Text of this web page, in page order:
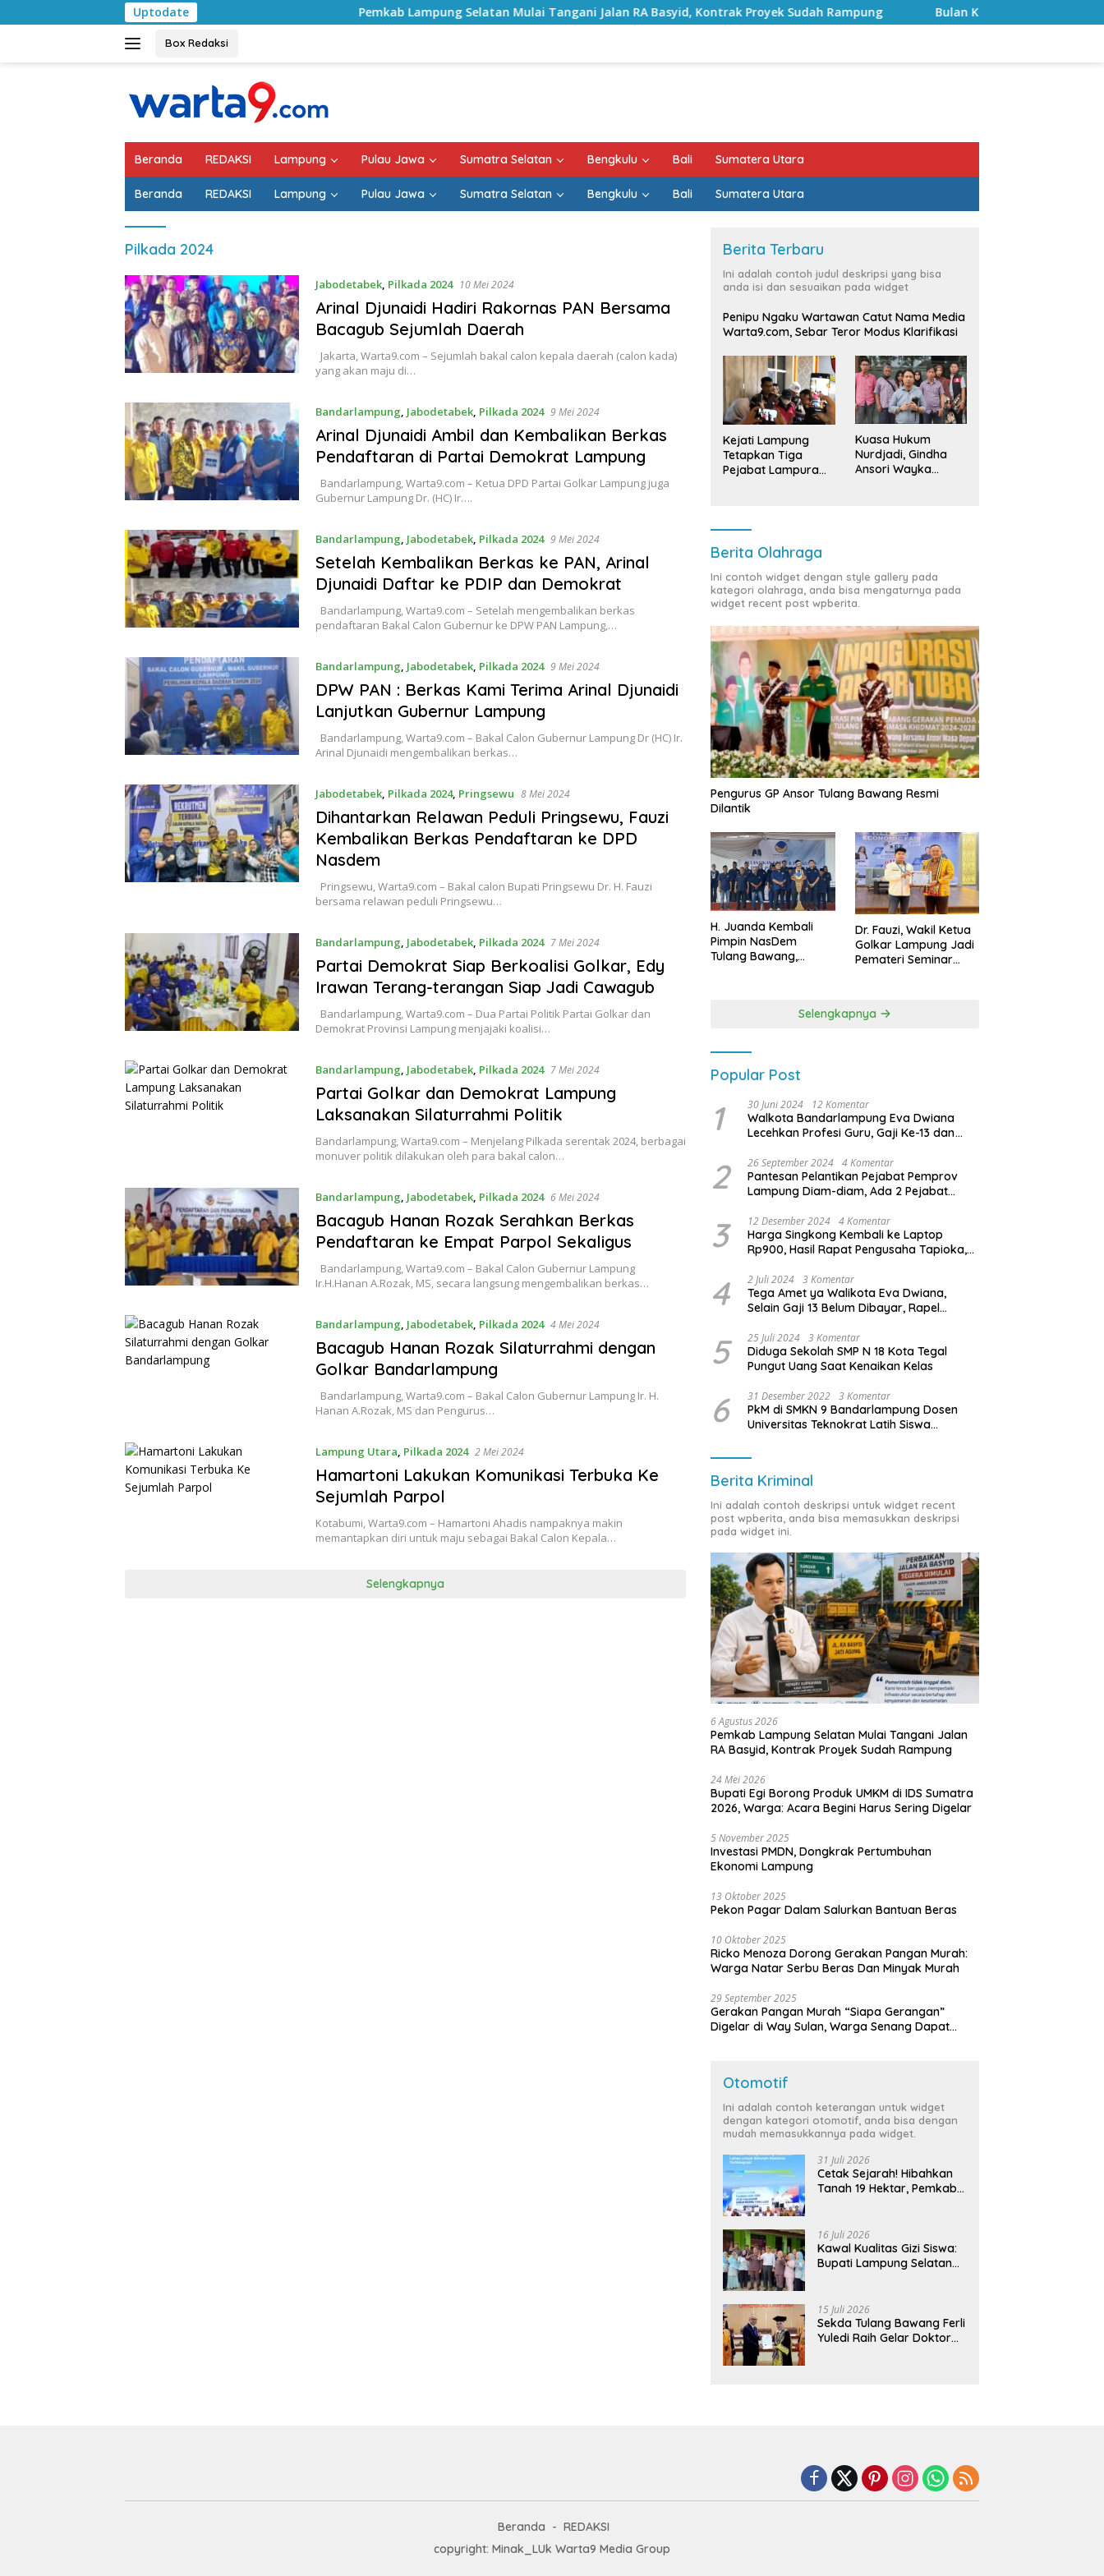
ke
Uptodate Pemkab Lampung Selatan Mulai Tangani Jalan RA Basyid, Kontrak Proyek Sudah Rampung Bulan Kemerdekaan, Bupati Lampung
Box Redaksi
Beranda REDAKSI Lampung Pulau Jawa Sumatra Selatan Bengkulu Bali Sumatera Utara
Beranda REDAKSI Lampung Pulau Jawa Sumatra Selatan Bengkulu Bali Sumatera Utara
Pilkada 2024
Jabodetabek, Pilkada 2024 10 Mei 2024
Arinal Djunaidi Hadiri Rakornas PAN Bersama
Bacagub Sejumlah Daerah
Jakarta, Warta9.com – Sejumlah bakal calon kepala daerah (calon kada)
yang akan maju di…
Bandarlampung, Jabodetabek, Pilkada 2024 9 Mei 2024
Arinal Djunaidi Ambil dan Kembalikan Berkas
Pendaftaran di Partai Demokrat Lampung
Bandarlampung, Warta9.com – Ketua DPD Partai Golkar Lampung juga
Gubernur Lampung Dr. (HC) Ir….
Bandarlampung, Jabodetabek, Pilkada 2024 9 Mei 2024
Setelah Kembalikan Berkas ke PAN, Arinal
Djunaidi Daftar ke PDIP dan Demokrat
Bandarlampung, Warta9.com – Setelah mengembalikan berkas
pendaftaran Bakal Calon Gubernur ke DPW PAN Lampung,…
Bandarlampung, Jabodetabek, Pilkada 2024 9 Mei 2024
DPW PAN : Berkas Kami Terima Arinal Djunaidi
Lanjutkan Gubernur Lampung
Bandarlampung, Warta9.com – Bakal Calon Gubernur Lampung Dr (HC) Ir.
Arinal Djunaidi mengembalikan berkas…
Jabodetabek, Pilkada 2024, Pringsewu 8 Mei 2024
Dihantarkan Relawan Peduli Pringsewu, Fauzi
Kembalikan Berkas Pendaftaran ke DPD
Nasdem
Pringsewu, Warta9.com – Bakal calon Bupati Pringsewu Dr. H. Fauzi
bersama relawan peduli Pringsewu…
Bandarlampung, Jabodetabek, Pilkada 2024 7 Mei 2024
Partai Demokrat Siap Berkoalisi Golkar, Edy
Irawan Terang-terangan Siap Jadi Cawagub
Bandarlampung, Warta9.com – Dua Partai Politik Partai Golkar dan
Demokrat Provinsi Lampung menjajaki koalisi…
Bandarlampung, Jabodetabek, Pilkada 2024 7 Mei 2024
Partai Golkar dan Demokrat Lampung
Laksanakan Silaturrahmi Politik
Bandarlampung, Warta9.com – Menjelang Pilkada serentak 2024, berbagai
monuver politik dilakukan oleh para bakal calon…
Bandarlampung, Jabodetabek, Pilkada 2024 6 Mei 2024
Bacagub Hanan Rozak Serahkan Berkas
Pendaftaran ke Empat Parpol Sekaligus
Bandarlampung, Warta9.com – Bakal Calon Gubernur Lampung
Ir.H.Hanan A.Rozak, MS, secara langsung mengembalikan berkas…
Bandarlampung, Jabodetabek, Pilkada 2024 4 Mei 2024
Bacagub Hanan Rozak Silaturrahmi dengan
Golkar Bandarlampung
Bandarlampung, Warta9.com – Bakal Calon Gubernur Lampung Ir. H.
Hanan A.Rozak, MS dan Pengurus…
Lampung Utara, Pilkada 2024 2 Mei 2024
Hamartoni Lakukan Komunikasi Terbuka Ke
Sejumlah Parpol
Kotabumi, Warta9.com – Hamartoni Ahadis nampaknya makin
memantapkan diri untuk maju sebagai Bakal Calon Kepala…
Selengkapnya
Berita Terbaru
Ini adalah contoh judul deskripsi yang bisa
anda isi dan sesuaikan pada widget
Penipu Ngaku Wartawan Catut Nama Media
Warta9.com, Sebar Teror Modus Klarifikasi
Kejati Lampung
Tetapkan Tiga
Pejabat Lampura
Kuasa Hukum
Nurdjadi, Gindha
Ansori Wayka
Berita Olahraga
Ini contoh widget dengan style gallery pada
kategori olahraga, anda bisa mengaturnya pada
widget recent post wpberita.
Pengurus GP Ansor Tulang Bawang Resmi
Dilantik
H. Juanda Kembali
Pimpin NasDem
Tulang Bawang,
Dr. Fauzi, Wakil Ketua
Golkar Lampung Jadi
Pemateri Seminar
Kebangsaan
Selengkapnya
Popular Post
1 30 Juni 2024 12 Komentar
Walkota Bandarlampung Eva Dwiana
Lecehkan Profesi Guru, Gaji Ke-13 dan
2 26 September 2024 4 Komentar
Pantesan Pelantikan Pejabat Pemprov
Lampung Diam-diam, Ada 2 Pejabat
3 12 Desember 2024 4 Komentar
Harga Singkong Kembali ke Laptop
Rp900, Hasil Rapat Pengusaha Tapioka,
Lampung
4 2 Juli 2024 3 Komentar
Tega Amet ya Walikota Eva Dwiana,
Selain Gaji 13 Belum Dibayar, Rapel
Dibayar
5 25 Juli 2024 3 Komentar
Diduga Sekolah SMP N 18 Kota Tegal
Pungut Uang Saat Kenaikan Kelas
6 31 Desember 2022 3 Komentar
PkM di SMKN 9 Bandarlampung Dosen
Universitas Teknokrat Latih Siswa
Berita Kriminal
Ini adalah contoh deskripsi untuk widget recent
post wpberita, anda bisa memasukkan deskripsi
pada widget ini.
6 Agustus 2026
Pemkab Lampung Selatan Mulai Tangani Jalan
RA Basyid, Kontrak Proyek Sudah Rampung
24 Mei 2026
Bupati Egi Borong Produk UMKM di IDS Sumatra
2026, Warga: Acara Begini Harus Sering Digelar
5 November 2025
Investasi PMDN, Dongkrak Pertumbuhan
Ekonomi Lampung
13 Oktober 2025
Pekon Pagar Dalam Salurkan Bantuan Beras
10 Oktober 2025
Ricko Menoza Dorong Gerakan Pangan Murah:
Warga Natar Serbu Beras Dan Minyak Murah
29 September 2025
Gerakan Pangan Murah “Siapa Gerangan”
Digelar di Way Sulan, Warga Senang Dapat
Otomotif
Ini adalah contoh keterangan untuk widget
dengan kategori otomotif, anda bisa dengan
mudah memasukkannya pada widget.
31 Juli 2026
Cetak Sejarah! Hibahkan
Tanah 19 Hektar, Pemkab
Terintegrasi Pertama di
Lampung
16 Juli 2026
Kawal Kualitas Gizi Siswa:
Bupati Lampung Selatan
Bergizi Gratis di Natar
15 Juli 2026
Sekda Tulang Bawang Ferli
Yuledi Raih Gelar Doktor
Beranda
REDAKSI
copyright: Minak_LUk Warta9 Media Group